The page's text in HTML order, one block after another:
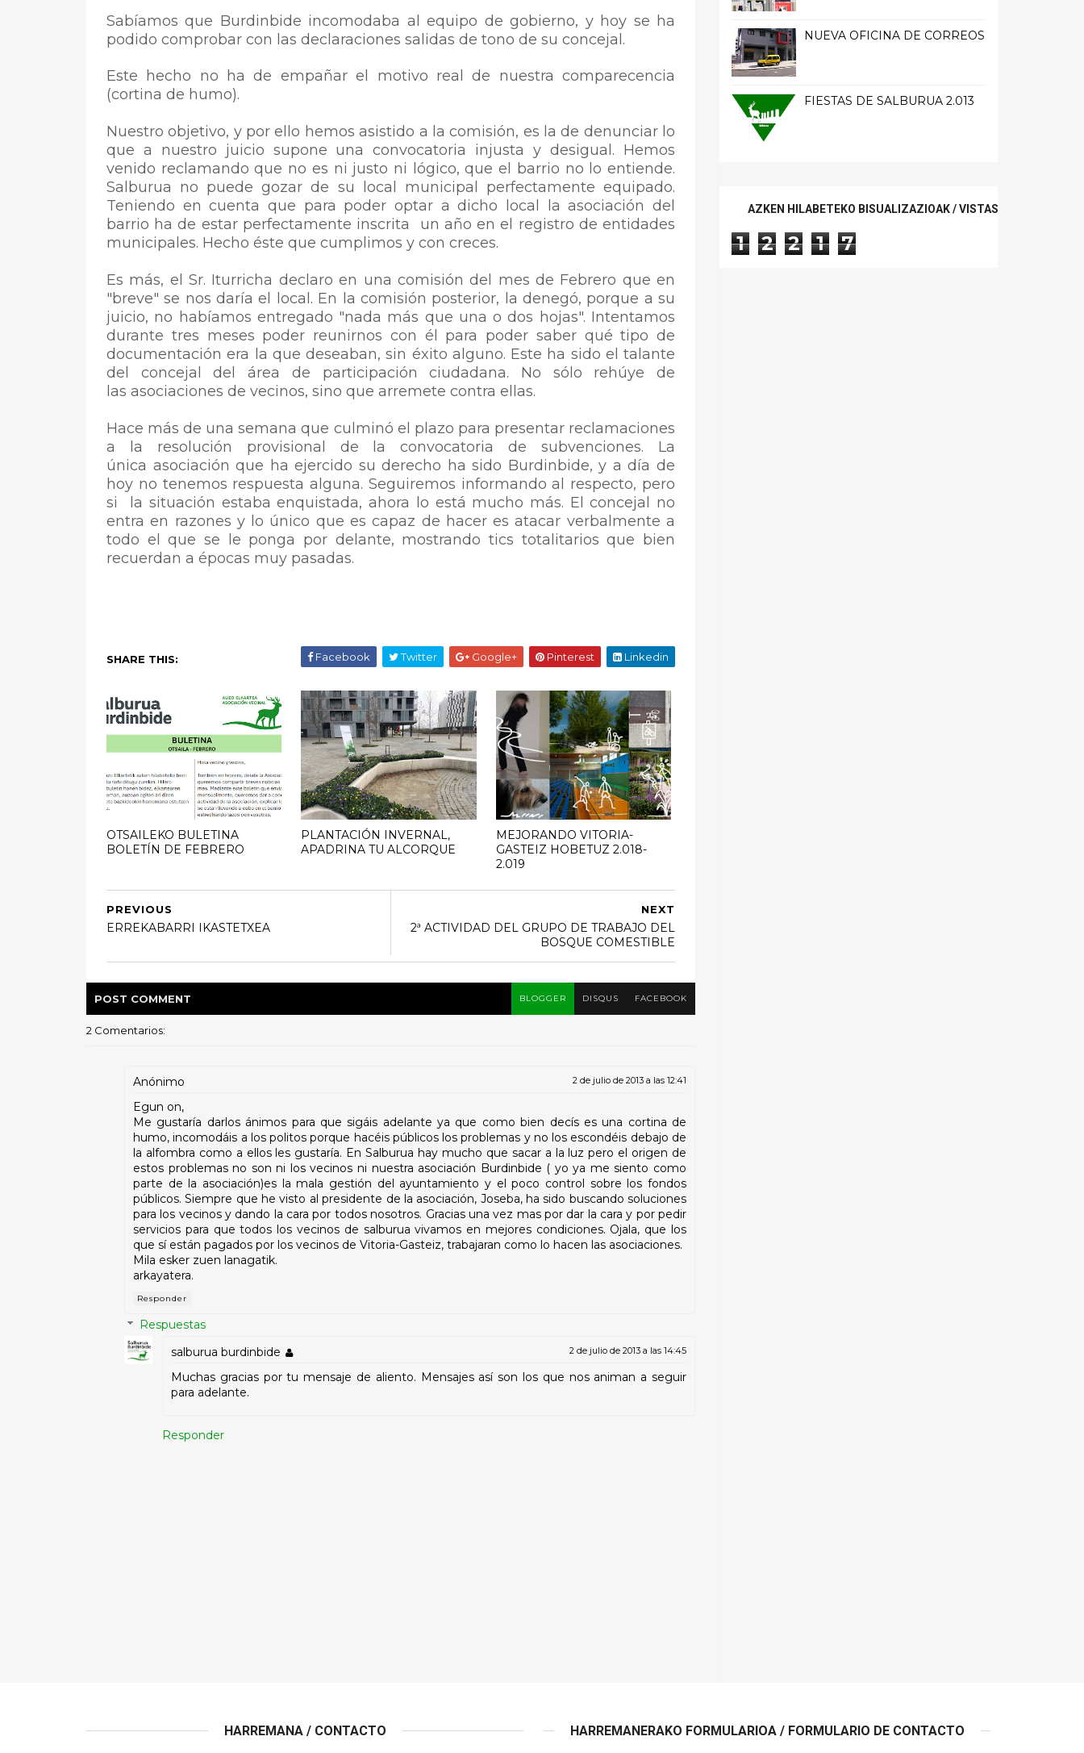
Sabíamos que Burdinbide incomodaba al equipo de gobierno, y hoy se ha
podido comprobar con las declaraciones salidas de tono de su concejal.
Este hecho no ha de empañar el motivo real de nuestra comparecencia
(cortina de humo).
Nuestro objetivo, y por ello hemos asistido a la comisión, es la de denunciar lo
que a nuestro juicio supone una convocatoria injusta y desigual. Hemos
venido reclamando que no es ni justo ni lógico, que el barrio no lo entiende.
Salburua no puede gozar de su local municipal perfectamente equipado.
Teniendo en cuenta que para poder optar a dicho local la asociación del
barrio ha de estar perfectamente inscrita un año en el registro de entidades
municipales. Hecho éste que cumplimos y con creces.
Es más, el Sr. Iturricha declaro en una comisión del mes de Febrero que en
"breve" se nos daría el local. En la comisión posterior, la denegó, porque a su
juicio, no habíamos entregado "nada más que una o dos hojas". Intentamos
durante tres meses poder reunirnos con él para poder saber qué tipo de
documentación era la que deseaban, sin éxito alguno. Este ha sido el talante
del concejal del área de participación ciudadana. No sólo rehúye de
las asociaciones de vecinos, sino que arremete contra ellas.
Hace más de una semana que culminó el plazo para presentar reclamaciones
a la resolución provisional de la convocatoria de subvenciones. La
única asociación que ha ejercido su derecho ha sido Burdinbide, y a día de
hoy no tenemos respuesta alguna. Seguiremos informando al respecto, pero
si la situación estaba enquistada, ahora lo está mucho más. El concejal no
entra en razones y lo único que es capaz de hacer es atacar verbalmente a
todo el que se le ponga por delante, mostrando tics totalitarios que bien
recuerdan a épocas muy pasadas.
SHARE THIS: Facebook Twitter Google+ Pinterest Linkedin
OTSAILEKO BULETINA
BOLETÍN DE FEBRERO
PLANTACIÓN INVERNAL,
APADRINA TU ALCORQUE
MEJORANDO VITORIA-
GASTEIZ HOBETUZ 2.018-
2.019
NEXT
2ª ACTIVIDAD DEL GRUPO DE TRABAJO DEL
BOSQUE COMESTIBLE
PREVIOUS
ERREKABARRI IKASTETXEA
POST COMMENT BLOGGER DISQUS FACEBOOK
2 Comentarios:
Anónimo 2 de julio de 2013 a las 12:41
Egun on,
Me gustaría darlos ánimos para que sigáis adelante ya que como bien decís es una cortina de
humo, incomodáis a los politos porque hacéis públicos los problemas y no los escondéis debajo de
la alfombra como a ellos les gustaría. En Salburua hay mucho que sacar a la luz pero el origen de
estos problemas no son ni los vecinos ni nuestra asociación Burdinbide ( yo ya me siento como
parte de la asociación)es la mala gestión del ayuntamiento y el poco control sobre los fondos
públicos. Siempre que he visto al presidente de la asociación, Joseba, ha sido buscando soluciones
para los vecinos y dando la cara por todos nosotros. Gracias una vez mas por dar la cara y por pedir
servicios para que todos los vecinos de salburua vivamos en mejores condiciones. Ojala, que los
que sí están pagados por los vecinos de Vitoria-Gasteiz, trabajaran como lo hacen las asociaciones.
Mila esker zuen lanagatik.
arkayatera.
Responder
Respuestas
salburua burdinbide
2 de julio de 2013 a las 14:45
Muchas gracias por tu mensaje de aliento. Mensajes así son los que nos animan a seguir
para adelante.
Responder
NUEVA OFICINA DE CORREOS
FIESTAS DE SALBURUA 2.013
AZKEN HILABETEKO BISUALIZAZIOAK / VISTAS ÚLTIMO MES
1 2 2 1 7
HARREMANA / CONTACTO HARREMANERAKO FORMULARIOA / FORMULARIO DE CONTACTO